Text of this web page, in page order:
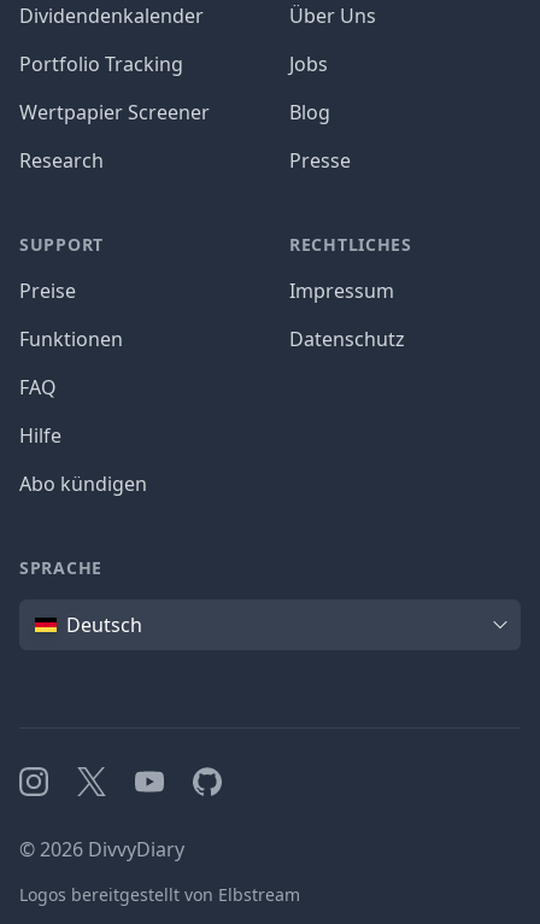
Dividendenkalender
Portfolio Tracking
Wertpapier Screener
Research
SUPPORT
Preise
Funktionen
FAQ
Hilfe
Abo kündigen
Über Uns
Jobs
Blog
Presse
RECHTLICHES
Impressum
Datenschutz
SPRACHE
SpracheDeutsch
Instagram
X YouTubeGitHub
©2026 DivvyDiary
Logos bereitgestellt von Elbstream